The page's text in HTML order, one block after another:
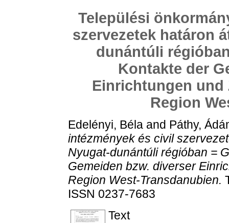
Települési
szervezetek határon
dunántúli
Kontakte der
Einrichtungen
Region
Edelényi, Béla and Páthy,
intézmények és civil
Nyugat-dunántúli régióban =
Gemeiden bzw. diverser
Region West-Transdanubien.
ISSN 0237-7683
Text